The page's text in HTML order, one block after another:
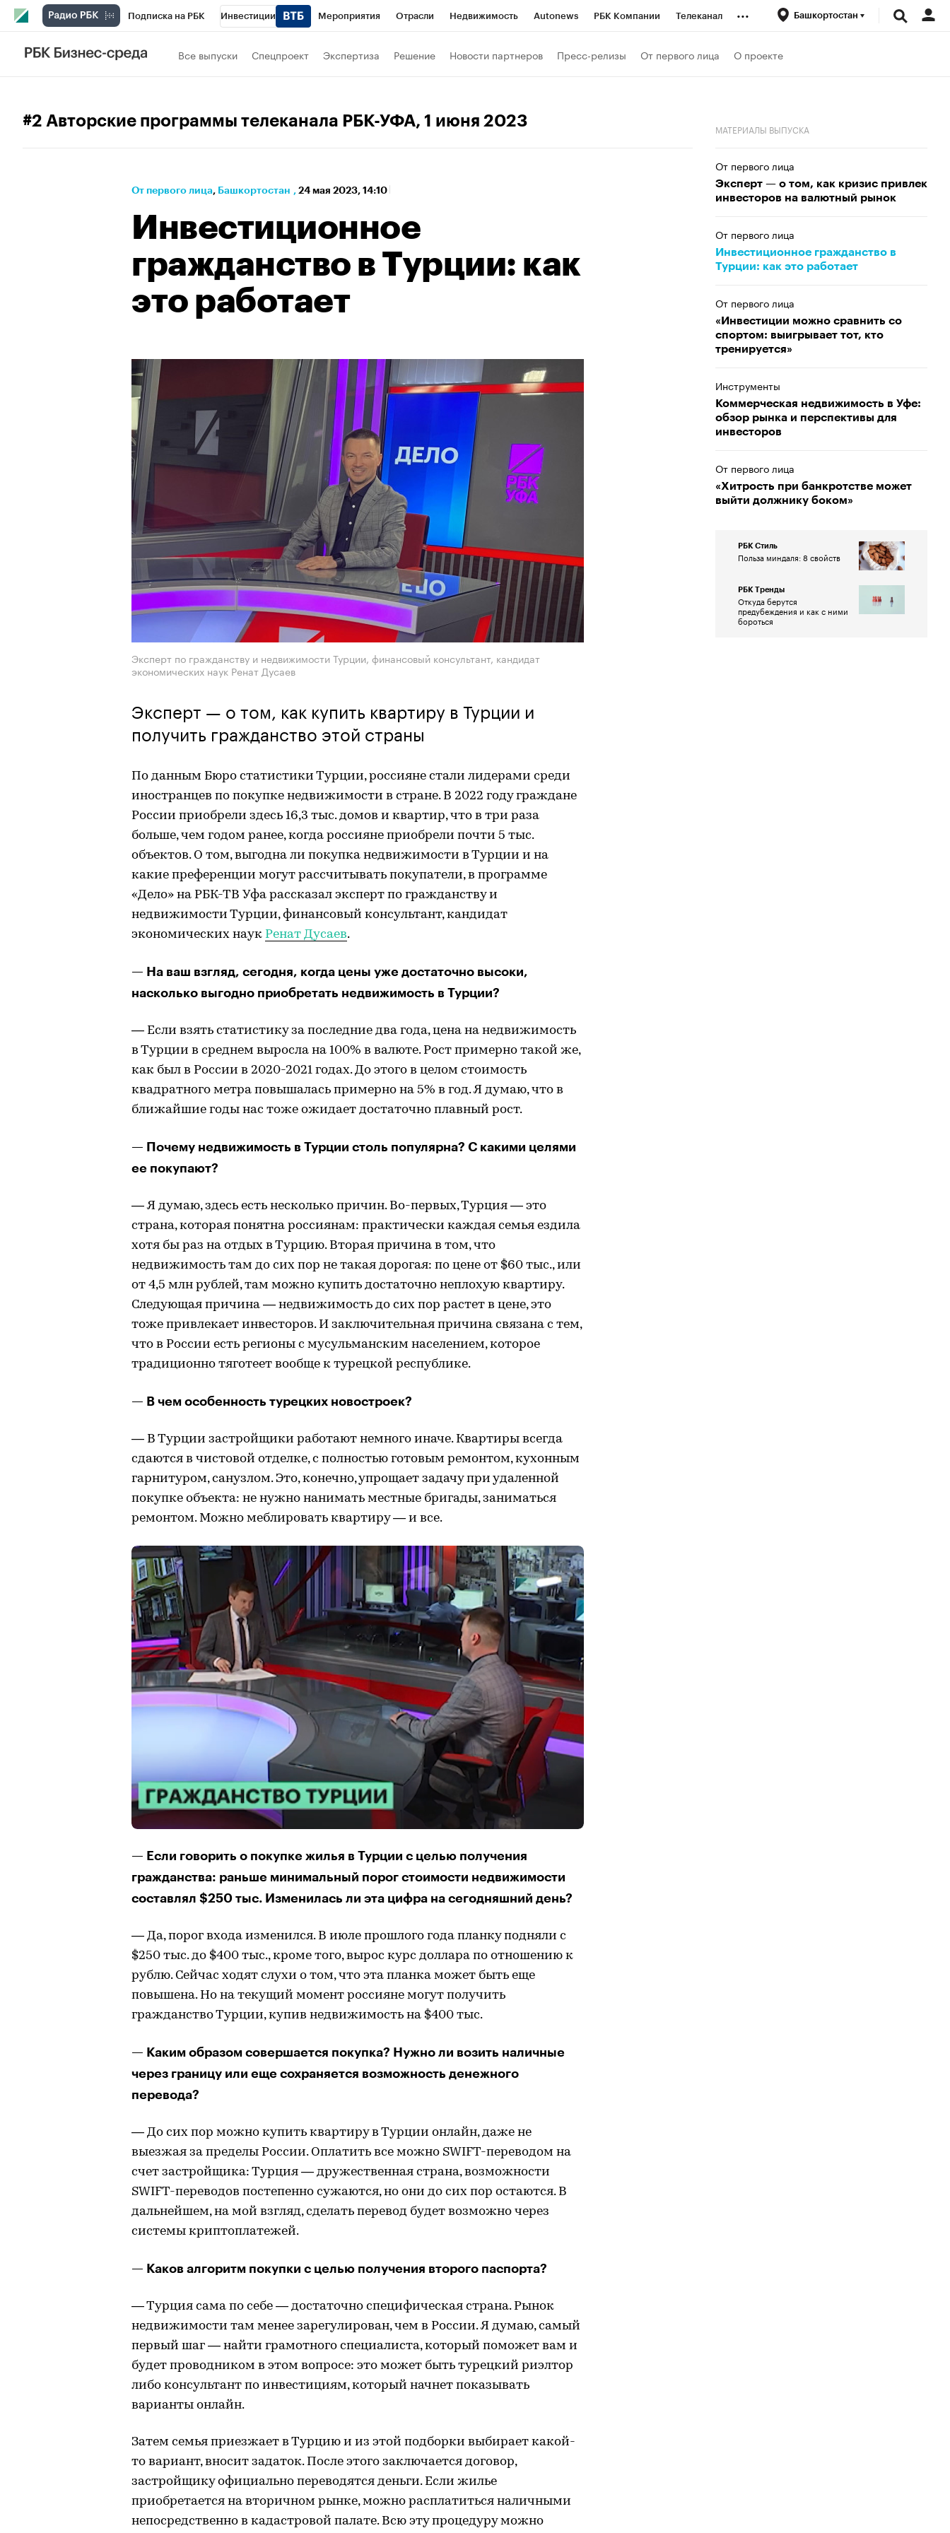
Подписка на РБК Инвестиции Мероприятия Отрасли Недвижимость Autonews РБК Компании Телеканал
РБК Вино
... Башкортостан
Все выпуски Спецпроект Экспертиза Решение Новости партнеров Пресс-релизы От первого лица О проекте
#2 Авторские программы телеканала РБК-УФА, 1 июня 2023
От первого лица⁠, Башкортостан , 24 мая 2023, 14:10
Инвестиционное
гражданство в Турции: как
это работает
Эксперт по гражданству и недвижимости Турции, финансовый консультант, кандидат
экономических наук Ренат Дусаев
Эксперт — о том, как купить квартиру в Турции и
получить гражданство этой страны
По данным Бюро статистики Турции, россияне стали лидерами среди
иностранцев по покупке недвижимости в стране. В 2022 году граждане
России приобрели здесь 16,3 тыс. домов и квартир, что в три раза
больше, чем годом ранее, когда россияне приобрели почти 5 тыс.
объектов. О том, выгодна ли покупка недвижимости в Турции и на
какие преференции могут рассчитывать покупатели, в программе
«Дело» на РБК-ТВ Уфа рассказал эксперт по гражданству и
недвижимости Турции, финансовый консультант, кандидат
экономических наук Ренат Дусаев.
— На ваш взгляд, сегодня, когда цены уже достаточно высоки,
насколько выгодно приобретать недвижимость в Турции?
— Если взять статистику за последние два года, цена на недвижимость
в Турции в среднем выросла на 100% в валюте. Рост примерно такой же,
как был в России в 2020-2021 годах. До этого в целом стоимость
квадратного метра повышалась примерно на 5% в год. Я думаю, что в
ближайшие годы нас тоже ожидает достаточно плавный рост.
— Почему недвижимость в Турции столь популярна? С какими целями
ее покупают?
— Я думаю, здесь есть несколько причин. Во-первых, Турция — это
страна, которая понятна россиянам: практически каждая семья ездила
хотя бы раз на отдых в Турцию. Вторая причина в том, что
недвижимость там до сих пор не такая дорогая: по цене от $60 тыс., или
от 4,5 млн рублей, там можно купить достаточно неплохую квартиру.
Следующая причина — недвижимость до сих пор растет в цене, это
тоже привлекает инвесторов. И заключительная причина связана с тем,
что в России есть регионы с мусульманским населением, которое
традиционно тяготеет вообще к турецкой республике.
— В чем особенность турецких новостроек?
— В Турции застройщики работают немного иначе. Квартиры всегда
сдаются в чистовой отделке, с полностью готовым ремонтом, кухонным
гарнитуром, санузлом. Это, конечно, упрощает задачу при удаленной
покупке объекта: не нужно нанимать местные бригады, заниматься
ремонтом. Можно меблировать квартиру — и все.
— Если говорить о покупке жилья в Турции с целью получения
гражданства: раньше минимальный порог стоимости недвижимости
составлял $250 тыс. Изменилась ли эта цифра на сегодняшний день?
— Да, порог входа изменился. В июле прошлого года планку подняли с
$250 тыс. до $400 тыс., кроме того, вырос курс доллара по отношению к
рублю. Сейчас ходят слухи о том, что эта планка может быть еще
повышена. Но на текущий момент россияне могут получить
гражданство Турции, купив недвижимость на $400 тыс.
— Каким образом совершается покупка? Нужно ли возить наличные
через границу или еще сохраняется возможность денежного
перевода?
— До сих пор можно купить квартиру в Турции онлайн, даже не
выезжая за пределы России. Оплатить все можно SWIFT-переводом на
счет застройщика: Турция — дружественная страна, возможности
SWIFT-переводов постепенно сужаются, но они до сих пор остаются. В
дальнейшем, на мой взгляд, сделать перевод будет возможно через
системы криптоплатежей.
— Каков алгоритм покупки с целью получения второго паспорта?
— Турция сама по себе — достаточно специфическая страна. Рынок
недвижимости там менее зарегулирован, чем в России. Я думаю, самый
первый шаг — найти грамотного специалиста, который поможет вам и
будет проводником в этом вопросе: это может быть турецкий риэлтор
либо консультант по инвестициям, который начнет показывать
варианты онлайн.
Затем семья приезжает в Турцию и из этой подборки выбирает какой-
то вариант, вносит задаток. После этого заключается договор,
застройщику официально переводятся деньги. Если жилье
приобретается на вторичном рынке, можно расплатиться наличными
непосредственно в кадастровой палате. Всю эту процедуру можно
МАТЕРИАЛЫ ВЫПУСКА
От первого лица
Эксперт — о том, как кризис привлек
инвесторов на валютный рынок
От первого лица
Инвестиционное гражданство в
Турции: как это работает
От первого лица
«Инвестиции можно сравнить со
спортом: выигрывает тот, кто
тренируется»
Инструменты
Коммерческая недвижимость в Уфе:
обзор рынка и перспективы для
инвесторов
От первого лица
«Хитрость при банкротстве может
выйти должнику боком»
РБК Стиль
Польза миндаля: 8 свойств
РБК Тренды
Откуда берутся
предубеждения и как с ними
бороться